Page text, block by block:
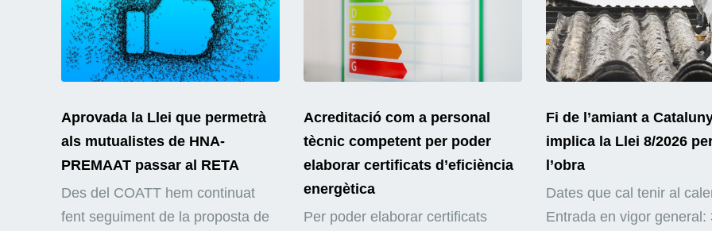
Aprovada la Llei que permetrà
als mutualistes de HNA-
PREMAAT passar al RETA
Des del COATT hem continuat
fent seguiment de la proposta de
Acreditació com a personal
tècnic competent per poder
elaborar certificats d’eficiència
energètica
Per poder elaborar certificats
Fi de l’amiant a
implica la Llei 8/2026
l’obra
Dates que cal tenir al
Entrada en vigor general: